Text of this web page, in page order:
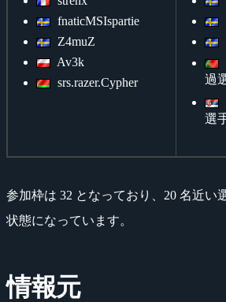
fnaticMSIspartie
Z4muZ
Av3k
srs.razer.Cypher
過
選
参加枠は 32 となっており、20 名近い
状態になっています。
情報元